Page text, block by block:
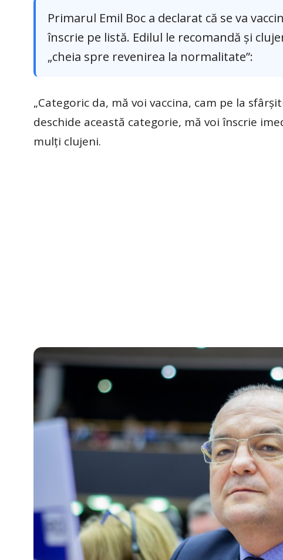
Primarul Emil Boc a declarat că se va
înscrie pe listă. Edilul le recomandă și
„cheia spre revenirea la normalitate”:
„Categoric da, mă voi vaccina, cam pe la
deschide această categorie, mă voi înscrie
mulți clujeni.